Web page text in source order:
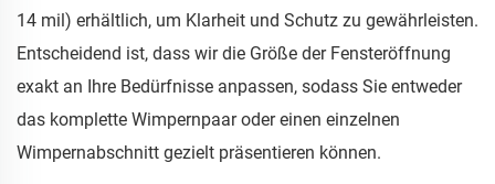
14 mil) erhältlich, um Klarheit und Schutz zu gewährleisten.
Entscheidend ist, dass wir die Größe der Fensteröffnung
exakt an Ihre Bedürfnisse anpassen, sodass Sie entweder
das komplette Wimpernpaar oder einen einzelnen
Wimpernabschnitt gezielt präsentieren können.